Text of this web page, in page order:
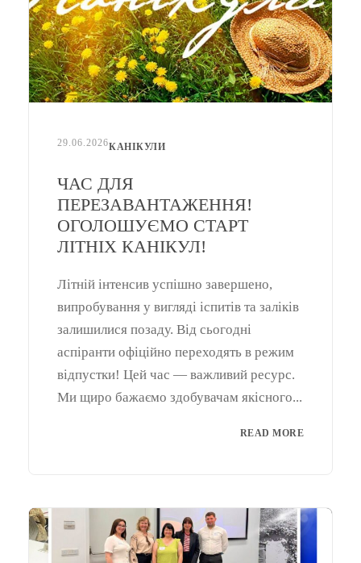
29.06.2026КАНІКУЛИ
ЧАС ДЛЯ
ПЕРЕЗАВАНТАЖЕННЯ!
ОГОЛОШУЄМО СТАРТ
ЛІТНІХ КАНІКУЛ!
Літній інтенсив успішно завершено,
випробування у вигляді іспитів та заліків
залишилися позаду. Від сьогодні
аспіранти офіційно переходять в режим
відпустки! Цей час — важливий ресурс.
Ми щиро бажаємо здобувачам якісного...
READ MORE